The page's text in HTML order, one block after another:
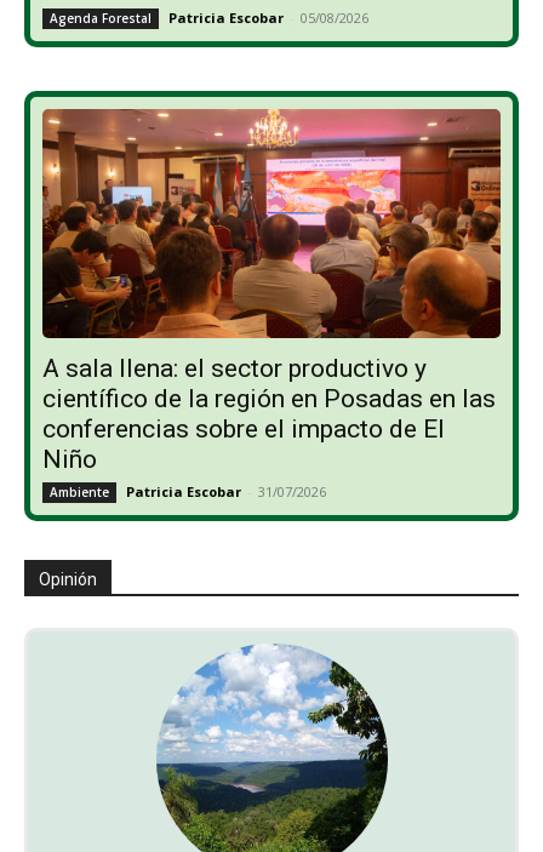
Agenda Forestal Patricia Escobar - 05/08/2026
A sala llena: el sector productivo y
científico de la región en Posadas en las
conferencias sobre el impacto de El
Niño
Ambiente Patricia Escobar - 31/07/2026
Opinión